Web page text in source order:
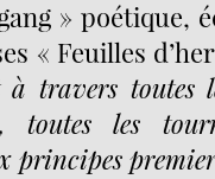
» poétique,
« Feuilles
à travers toutes
toutes les
principes